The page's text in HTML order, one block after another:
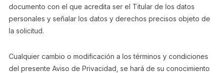
documento con el que acredita ser el Titular de los datos
personales y señalar los datos y derechos precisos objeto de
la solicitud.
Cualquier cambio o modificación a los términos y condiciones
del presente Aviso de Privacidad, se hará de su conocimiento